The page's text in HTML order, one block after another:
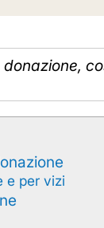
e per vizi